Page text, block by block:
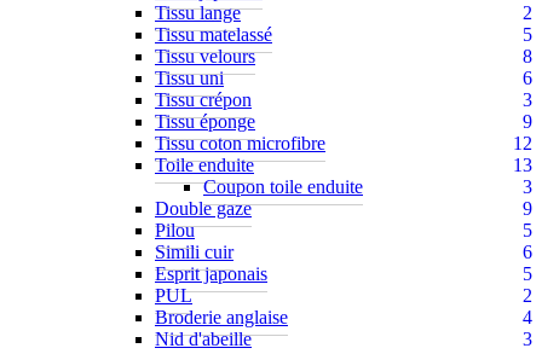
Tissu lange
2
Tissu matelassé
5
Tissu velours
8
Tissu uni
6
Tissu crépon
3
Tissu éponge
9
Tissu coton microfibre
12
Toile enduite
13
Coupon toile enduite
3
Double gaze
9
Pilou
5
Simili cuir
6
Esprit japonais
5
PUL
2
Broderie anglaise
4
Nid d'abeille
3